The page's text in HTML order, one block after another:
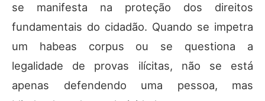
se manifesta na proteção dos direitos
fundamentais do cidadão. Quando se impetra
um habeas corpus ou se questiona a
legalidade de provas ilícitas, não se está
apenas defendendo uma pessoa, mas